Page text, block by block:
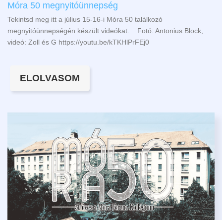
Móra 50 megnyitóünnepség
Tekintsd meg itt a július 15-16-i Móra 50 találkozó
megnyitóünnepségén készült videókat. Fotó: Antonius Block,
videó: Zoll és G https://youtu.be/kTKHlPrFEj0
ELOLVASOM